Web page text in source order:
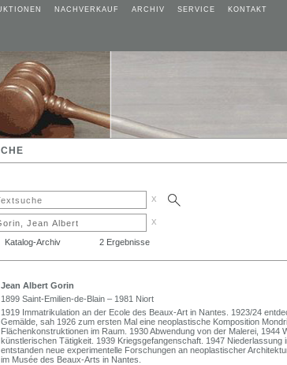
NACHVERKAUF ARCHIV SERVICE KONTAKT
x
x
Katalog-Archiv 2 Ergebnisse
Jean Albert Gorin
1899 Saint-Emilien-de-Blain – 1981 Niort
1919 Immatrikulation an der Ecole des Beaux-Art in Nantes. 1923/24
Gemälde, sah 1926 zum ersten Mal eine neoplastische Komposition
Flächenkonstruktionen im Raum. 1930 Abwendung von der Malerei, 1944
künstlerischen Tätigkeit. 1939 Kriegsgefangenschaft. 1947 Niederlassung
entstanden neue experimentelle Forschungen an neoplastischer
im Musée des Beaux-Arts in Nantes.